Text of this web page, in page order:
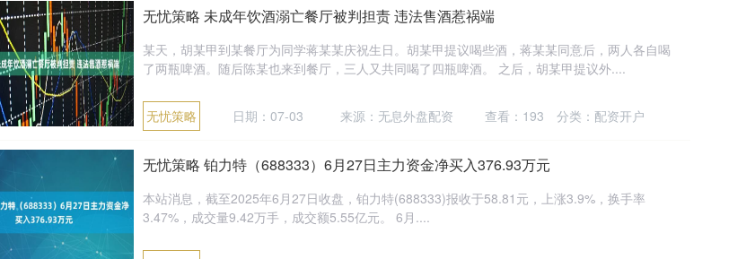
无忧策略 未成年饮酒溺亡餐厅被判担责 违法售酒惹祸端
某天，胡某甲到某餐厅为同学蒋某某庆祝生日。胡某甲提议喝些酒，蒋某某同意后，两人各自喝
了两瓶啤酒。随后陈某也来到餐厅，三人又共同喝了四瓶啤酒。 之后，胡某甲提议外....
无忧策略 日期：07-03 来源：无息外盘配资 查看： 193 分类： 配资开户
无忧策略 铂力特（688333）6月27日主力资金净买入376.93万元
本站消息，截至2025年6月27日收盘，铂力特(688333)报收于58.81元，上涨3.9%，换手率
3.47%，成交量9.42万手，成交额5.55亿元。 6月....